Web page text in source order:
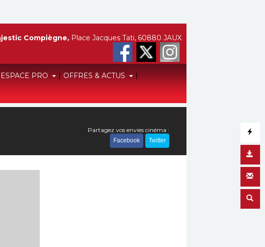
ESPACE PRO | OFFRES & ACTUS
|
Compiègne, Place Jacques Tati, 60880 JAUX
Partagez vos envies cinéma :
Facebook Twitter